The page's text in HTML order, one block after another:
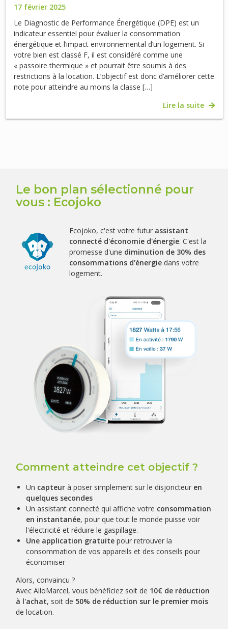
17 février 2025
Le Diagnostic de Performance Énergétique (DPE) est un
indicateur essentiel pour évaluer la consommation
énergétique et l’impact environnemental d’un logement. Si
votre bien est classé F, il est considéré comme une
« passoire thermique » et pourrait être soumis à des
restrictions à la location. L’objectif est donc d’améliorer cette
note pour atteindre au moins la classe […]
Lire la suite
Le bon plan sélectionné pour
vous : Ecojoko
Ecojoko, c'est votre futur assistant
connecté d'économie d'énergie. C'est la
promesse d'une diminution de 30% des
consommations d'énergiedans votre
logement.
Comment atteindre cet objectif ?
Un capteurà poser simplement sur le disjoncteur en
quelques secondes
Un assistant connecté qui affiche votre consommation
en instantanée, pour que tout le monde puisse voir
l'électricité et réduire le gaspillage.
Une application gratuitepour retrouver la
consommation de vos appareils et des conseils pour
économiser
Alors, convaincu ?
Avec AlloMarcel, vous bénéficiez soit de 10€ de réduction
à l'achat, soit de 50% de réduction sur le premier mois
de location.